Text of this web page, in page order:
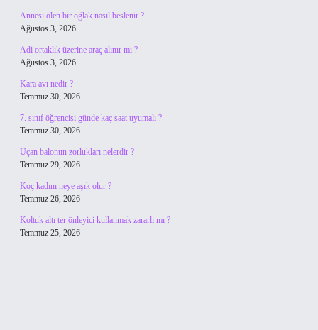
Annesi ölen bir oğlak nasıl beslenir ?
Ağustos 3, 2026
Adi ortaklık üzerine araç alınır mı ?
Ağustos 3, 2026
Kara avı nedir ?
Temmuz 30, 2026
7. sınıf öğrencisi günde kaç saat uyumalı ?
Temmuz 30, 2026
Uçan balonun zorlukları nelerdir ?
Temmuz 29, 2026
Koç kadını neye aşık olur ?
Temmuz 26, 2026
Koltuk altı ter önleyici kullanmak zararlı mı ?
Temmuz 25, 2026